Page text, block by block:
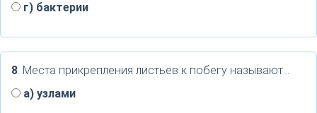
г) бактерии
8. Места прикрепления листьев к побегу называют...
а) узлами